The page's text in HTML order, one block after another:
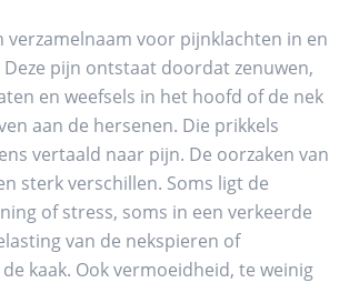
verzamelnaam voor pijnklachten in en
pijn ontstaat doordat zenuwen,
en weefsels in het hoofd of de nek
aan de hersenen. Die prikkels
vertaald naar pijn. De oorzaken van
sterk verschillen. Soms ligt de
of stress, soms in een verkeerde
van de nekspieren of
kaak. Ook vermoeidheid, te weinig